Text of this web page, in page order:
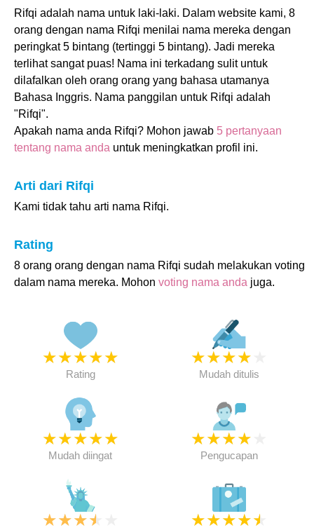
Rifqi adalah nama untuk laki-laki. Dalam website kami, 8
orang dengan nama Rifqi menilai nama mereka dengan
peringkat 5 bintang (tertinggi 5 bintang). Jadi mereka
terlihat sangat puas! Nama ini terkadang sulit untuk
dilafalkan oleh orang orang yang bahasa utamanya
Bahasa Inggris. Nama panggilan untuk Rifqi adalah
"Rifqi".
Apakah nama anda Rifqi? Mohon jawab 5 pertanyaan
tentang nama anda untuk meningkatkan profil ini.
Arti dari Rifqi
Kami tidak tahu arti nama Rifqi.
Rating
8 orang orang dengan nama Rifqi sudah melakukan voting
dalam nama mereka. Mohon voting nama anda juga.
★★★★★
Rating
★★★★
Mudah ditulis
★★★★★
Mudah diingat
★★★★
Pengucapan
★★★★ ★★★★★